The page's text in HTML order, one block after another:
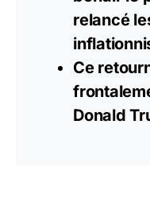
relancé
Ce
Donald